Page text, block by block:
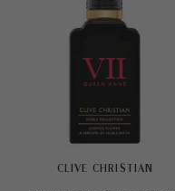
CLIVE CHRISTIAN